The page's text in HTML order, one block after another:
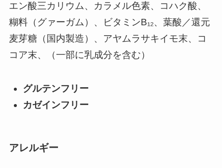
エン酸三カリウム、カラメル色素、コハク酸、
糊料（グァーガム）、ビタミンB₁₂、葉酸／還元
麦芽糖（国内製造）、アヤムラサキイモ末、コ
コア末、（一部に乳成分を含む）
グルテンフリー
カゼインフリー
アレルギー